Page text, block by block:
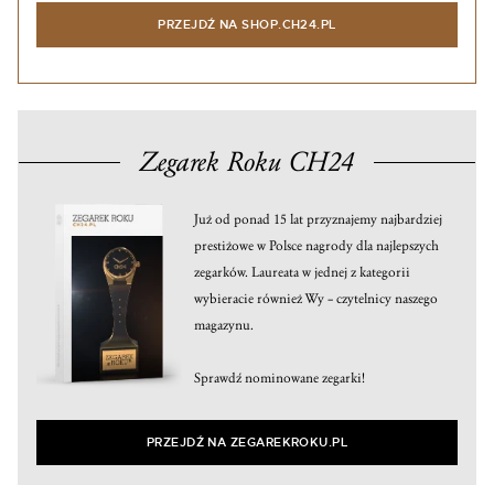
PRZEJDŹ NA SHOP.CH24.PL
Zegarek Roku CH24
Już od ponad 15 lat przyznajemy najbardziej
prestiżowe w Polsce nagrody dla najlepszych
zegarków. Laureata w jednej z kategorii
wybieracie również Wy – czytelnicy naszego
magazynu.
Sprawdź nominowane zegarki!
PRZEJDŹ NA ZEGAREKROKU.PL